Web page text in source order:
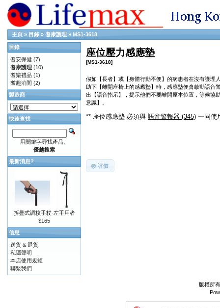
主頁 » 目錄 » 耆康護理 » MS1-3618
座位壓力感應墊
[MS1-3618]
假如【長者】或【身體行動不便】的病患者在沒有護理
助下【離開座椅上的感應墊】時，感應墊便會啟動語音
出【語音指示】，提示他們不要離開原本位置，等候協
意識】。
** 座位感應墊 必須與 語音警報器 (345) 一同使
評價
目錄
耆安保健 (7)
耆康護理 (10)
耆樂禮品 (1)
耆趣消閒 (2)
製造商
快速查找
用關鍵字尋找產品。
優越搜索
最新消息?
拆疊式調校手杖-左手用者
$165
信息
送貨 & 退貨
私隱聲明
本店使用規矩
聯繫我們
版權所